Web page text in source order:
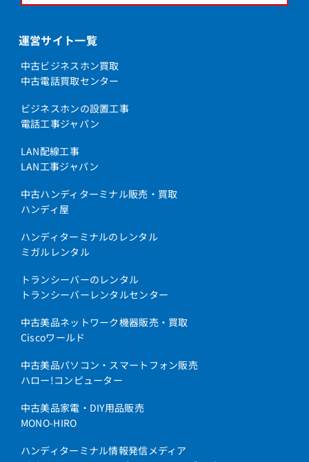
運営サイト一覧
中古ビジネスホン買取
中古電話買取センター
ビジネスホンの設置工事
電話工事ジャパン
LAN配線工事
LAN工事ジャパン
中古ハンディターミナル販売・買取
ハンディ屋
ハンディターミナルのレンタル
ミガルレンタル
トランシーバーのレンタル
トランシーバーレンタルセンター
中古美品ネットワーク機器販売・買取
Ciscoワールド
中古美品パソコン・スマートフォン販売
ハロー!コンピューター
中古美品家電・DIY用品販売
MONO-HIRO
ハンディターミナル情報発信メディア